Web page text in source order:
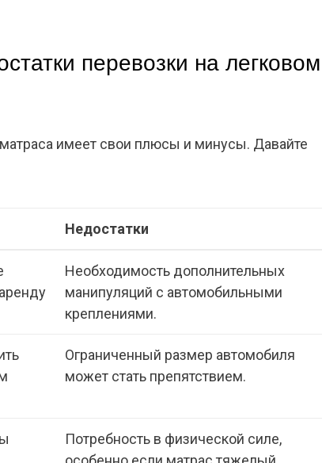
перевозки на легковом
имеет свои плюсы и минусы. Давайте
Недостатки
Необходимость дополнительных
манипуляций с автомобильными
креплениями.
Ограниченный размер автомобиля
может стать препятствием.
Потребность в физической силе,